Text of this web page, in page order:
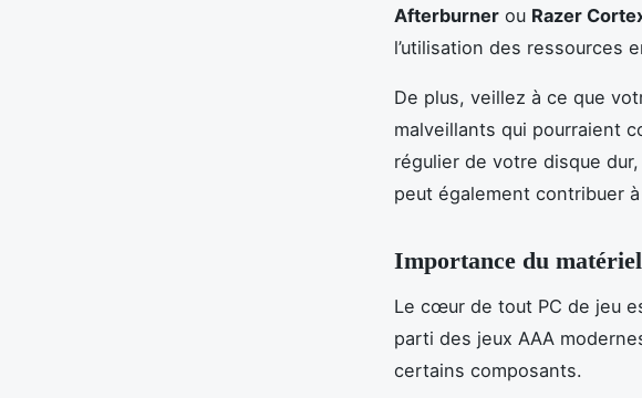
Afterburner ou Razer
l’utilisation des ressources
De plus, veillez à ce que
malveillants qui pourraient
régulier de votre disque
peut également contribuer
Importance du
Le cœur de tout PC de jeu
parti des jeux AAA
certains composants.